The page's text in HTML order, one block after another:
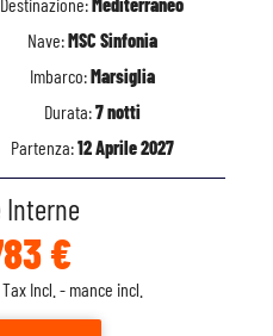
Nave:MSC Sinfonia
Imbarco:Marsiglia
Durata:7 notti
Partenza:12 Aprile 2027
Interne
€
Incl. - mance incl.